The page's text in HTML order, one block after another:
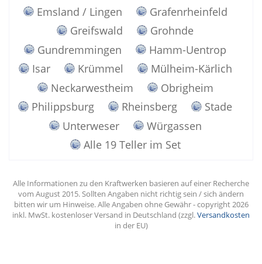
Emsland / Lingen
Grafenrheinfeld
Greifswald
Grohnde
Gundremmingen
Hamm-Uentrop
Isar
Krümmel
Mülheim-Kärlich
Neckarwestheim
Obrigheim
Philippsburg
Rheinsberg
Stade
Unterweser
Würgassen
Alle 19 Teller im Set
Alle Informationen zu den Kraftwerken basieren auf einer Recherche
vom August 2015. Sollten Angaben nicht richtig sein / sich ändern
bitten wir um Hinweise. Alle Angaben ohne Gewähr - copyright 2026
inkl. MwSt. kostenloser Versand in Deutschland (zzgl.Versandkosten
in der EU)